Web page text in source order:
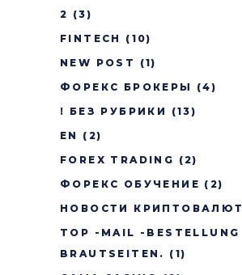
2 (3)
FINTECH
(10)
NEW POST
(1)
ФОРЕКС БРОКЕРЫ
(4)
! БЕЗ РУБРИКИ
(13)
EN
(2)
FOREX TRADING (2)
ФОРЕКС ОБУЧЕНИЕ (2)
НОВОСТИ КРИПТОВАЛЮТ
TOP -MAIL -BESTELLUNG
BRAUTSEITEN. (1)